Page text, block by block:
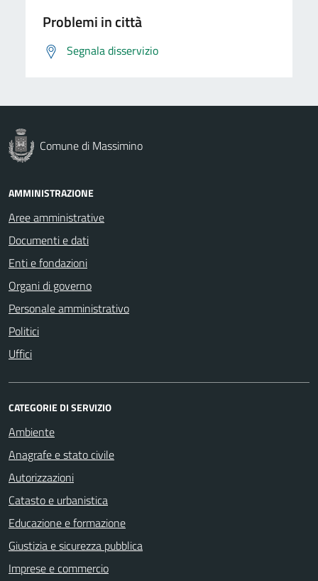
Problemi in città
Segnala disservizio
Comune di Massimino
AMMINISTRAZIONE
Aree amministrative
Documenti e dati
Enti e fondazioni
Organi di governo
Personale amministrativo
Politici
Uffici
CATEGORIE DI SERVIZIO
Ambiente
Anagrafe e stato civile
Autorizzazioni
Catasto e urbanistica
Educazione e formazione
Giustizia e sicurezza pubblica
Imprese e commercio